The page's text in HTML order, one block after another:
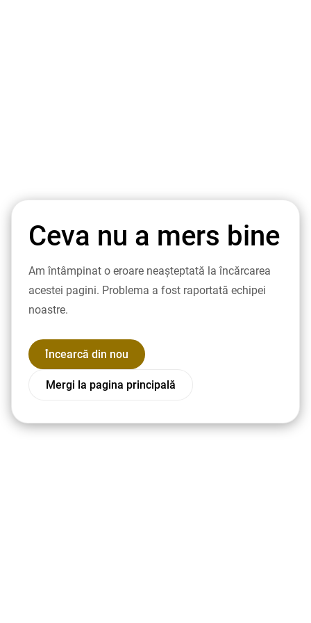
Ceva nu a mers bine
Am întâmpinat o eroare neașteptată la încărcarea
acestei pagini. Problema a fost raportată echipei
noastre.
Încearcă din nou
Mergi la pagina principală